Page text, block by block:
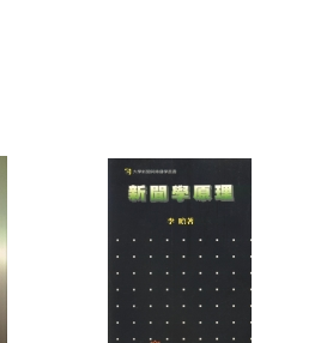
於七日內以郵寄方式寄送到您